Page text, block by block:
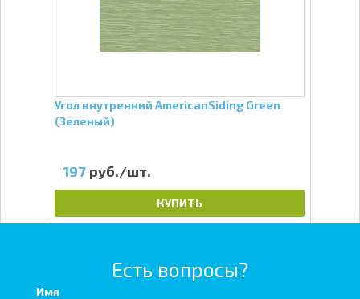
Угол внутренний AmericanSiding Green
(Зеленый)
197 руб./шт.
КУПИТЬ
Есть вопросы?
Имя